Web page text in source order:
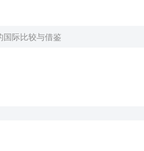
国际比较与借鉴